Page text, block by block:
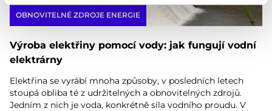
OBNOVITELNÉ ZDROJE ENERGIE
Výroba elektřiny pomocí vody: jak fungují vodní
elektrárny
Elektřina se vyrábí mnoha způsoby, v posledních letech
stoupá obliba té z udržitelných a obnovitelných zdrojů.
Jedním z nich je voda, konkrétně síla vodního proudu. V